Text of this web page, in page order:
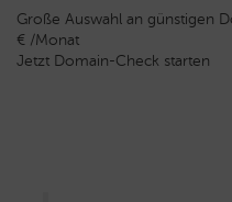
Große Auswahl an günstigen
€ /Monat
Jetzt Domain-Check starten